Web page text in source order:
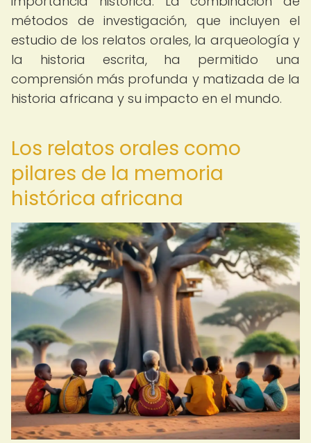
métodos de investigación, que incluyen el
estudio de los relatos orales, la arqueología y
la historia escrita, ha permitido una
comprensión más profunda y matizada de la
historia africana y su impacto en el mundo.
Los relatos orales como
pilares de la memoria
histórica africana